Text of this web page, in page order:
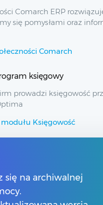
Comarch ERP
się pomysłami oraz
Comarch
księgowy
prowadzi księgowość
Księgowość
Betterfly
e-Sklep
się na archiwalnej